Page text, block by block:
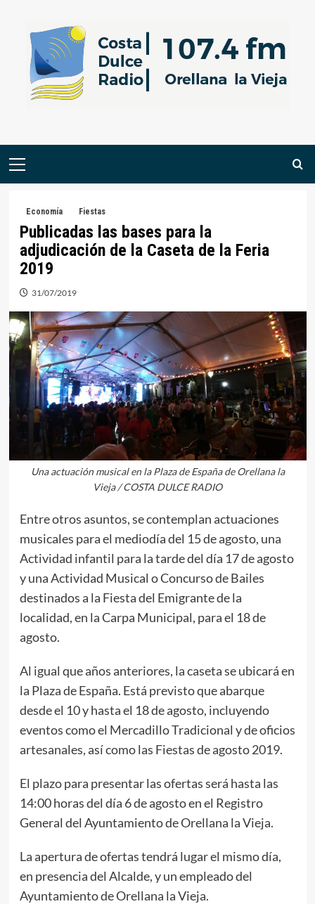
contenido
Menú
Economía Fiestas
Publicadas las bases para la
adjudicación de la Caseta de la Feria
2019
31/07/2019
Una actuación musical en la Plaza de España de Orellana la
Vieja / COSTA DULCE RADIO
Entre otros asuntos, se contemplan actuaciones
musicales para el mediodía del 15 de agosto, una
Actividad infantil para la tarde del día 17 de agosto
y una Actividad Musical o Concurso de Bailes
destinados a la Fiesta del Emigrante de la
localidad, en la Carpa Municipal, para el 18 de
agosto.
Al igual que años anteriores, la caseta se ubicará en
la Plaza de España. Está previsto que abarque
desde el 10 y hasta el 18 de agosto, incluyendo
eventos como el Mercadillo Tradicional y de oficios
artesanales, así como las Fiestas de agosto 2019.
El plazo para presentar las ofertas será hasta las
14:00 horas del día 6 de agosto en el Registro
General del Ayuntamiento de Orellana la Vieja.
La apertura de ofertas tendrá lugar el mismo día,
en presencia del Alcalde, y un empleado del
Ayuntamiento de Orellana la Vieja.